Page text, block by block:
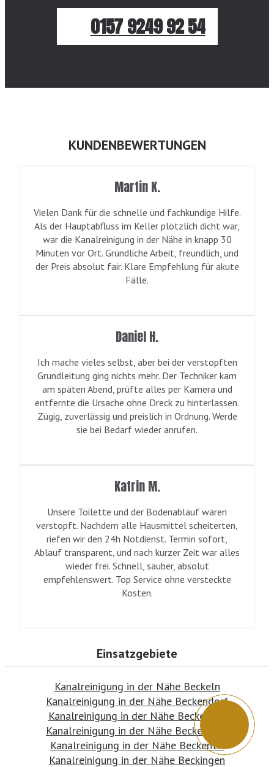
0157 9249 92 54
KUNDENBEWERTUNGEN
Martin K.
Vielen Dank für die schnelle und fachkundige Hilfe.
Als der Hauptabfluss im Keller plötzlich dicht war,
war die Kanalreinigung in der Nähe in knapp 30
Minuten vor Ort. Gründliche Arbeit, freundlich, und
der Preis absolut fair. Klare Empfehlung für akute
Fälle.
Daniel H.
Ich mache vieles selbst, aber bei der verstopften
Grundleitung ging nichts mehr. Der Techniker kam
am späten Abend, prüfte alles per Kamera und
entfernte die Ursache ohne Dreck zu hinterlassen.
Zügig, zuverlässig und preislich in Ordnung. Werde
sie bei Bedarf wieder anrufen.
Katrin M.
Unsere Toilette und der Bodenablauf waren
verstopft. Nachdem alle Hausmittel scheiterten,
riefen wir den 24h Notdienst. Termin sofort,
Ablauf transparent, und nach kurzer Zeit war alles
wieder frei. Schnell, sauber, absolut
empfehlenswert. Top Service ohne versteckte
Kosten.
Einsatzgebiete
Kanalreinigung in der Nähe Beckeln
Kanalreinigung in der Nähe Beckendorf
Kanalreinigung in der Nähe Beckenhof
Kanalreinigung in der Nähe Beckenkrug
Kanalreinigung in der Nähe Beckentin
Kanalreinigung in der Nähe Beckingen